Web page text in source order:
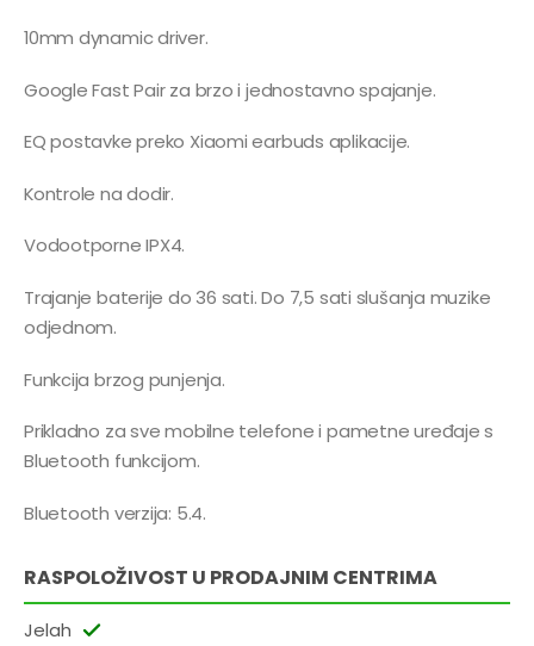
10mm dynamic driver.
Google Fast Pair za brzo i jednostavno spajanje.
EQ postavke preko Xiaomi earbuds aplikacije.
Kontrole na dodir.
Vodootporne IPX4.
Trajanje baterije do 36 sati. Do 7,5 sati slušanja muzike
odjednom.
Funkcija brzog punjenja.
Prikladno za sve mobilne telefone i pametne uređaje s
Bluetooth funkcijom.
Bluetooth verzija: 5.4.
RASPOLOŽIVOST U PRODAJNIM CENTRIMA
Jelah